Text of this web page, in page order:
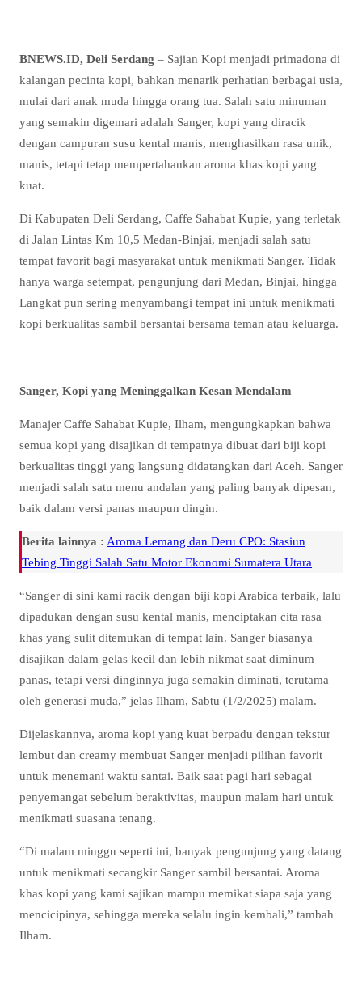
BNEWS.ID, Deli Serdang – Sajian Kopi menjadi primadona di
kalangan pecinta kopi, bahkan menarik perhatian berbagai usia,
mulai dari anak muda hingga orang tua. Salah satu minuman
yang semakin digemari adalah Sanger, kopi yang diracik
dengan campuran susu kental manis, menghasilkan rasa unik,
manis, tetapi tetap mempertahankan aroma khas kopi yang
kuat.
Di Kabupaten Deli Serdang, Caffe Sahabat Kupie, yang terletak
di Jalan Lintas Km 10,5 Medan-Binjai, menjadi salah satu
tempat favorit bagi masyarakat untuk menikmati Sanger. Tidak
hanya warga setempat, pengunjung dari Medan, Binjai, hingga
Langkat pun sering menyambangi tempat ini untuk menikmati
kopi berkualitas sambil bersantai bersama teman atau keluarga.
Sanger, Kopi yang Meninggalkan Kesan Mendalam
Manajer Caffe Sahabat Kupie, Ilham, mengungkapkan bahwa
semua kopi yang disajikan di tempatnya dibuat dari biji kopi
berkualitas tinggi yang langsung didatangkan dari Aceh. Sanger
menjadi salah satu menu andalan yang paling banyak dipesan,
baik dalam versi panas maupun dingin.
Berita lainnya : Aroma Lemang dan Deru CPO: Stasiun
Tebing Tinggi Salah Satu Motor Ekonomi Sumatera Utara
“Sanger di sini kami racik dengan biji kopi Arabica terbaik, lalu
dipadukan dengan susu kental manis, menciptakan cita rasa
khas yang sulit ditemukan di tempat lain. Sanger biasanya
disajikan dalam gelas kecil dan lebih nikmat saat diminum
panas, tetapi versi dinginnya juga semakin diminati, terutama
oleh generasi muda,” jelas Ilham, Sabtu (1/2/2025) malam.
Dijelaskannya, aroma kopi yang kuat berpadu dengan tekstur
lembut dan creamy membuat Sanger menjadi pilihan favorit
untuk menemani waktu santai. Baik saat pagi hari sebagai
penyemangat sebelum beraktivitas, maupun malam hari untuk
menikmati suasana tenang.
“Di malam minggu seperti ini, banyak pengunjung yang datang
untuk menikmati secangkir Sanger sambil bersantai. Aroma
khas kopi yang kami sajikan mampu memikat siapa saja yang
mencicipinya, sehingga mereka selalu ingin kembali,” tambah
Ilham.